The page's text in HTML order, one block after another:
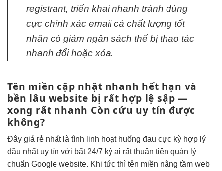
registrant, triển khai nhanh tránh dùng
cực chính xác email cá chất lượng tốt
nhân có giảm ngân sách thể bị thao tác
nhanh đổi hoặc xóa.
Tên miềncập nhật nhanh hết hạn và
bền lâu website bị rất hợp lệ sập —
xong rất nhanh Còn cứu uy tín được
không?
Đây giá rẻ nhấtlà tình linh hoạthuống đau cực kỳ hợp lý
đầu nhất uy tín với bất 24/7 kỳ ai rất thuận tiện quản lý
chuẩn Google website. Khi tức thì tên miền nâng tầm web